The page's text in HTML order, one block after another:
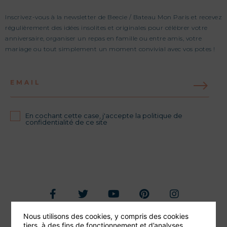
Inscrivez-vous à la newsletter de Beecie / Bateau Mon Paris et recevez
régulièrement des idées insolites et originales pour célébrer votre
anniversaire, organiser un repas en famille ou entre amis, votre
mariage ou tout simplement un moment convivial avec vos potes !
EMAIL
En cochant cette case, j'accepte la politique de
confidentialité de ce site
Foire aux questions
Nous utilisons des cookies, y compris des cookies
tiers, à des fins de fonctionnement et d’analyses